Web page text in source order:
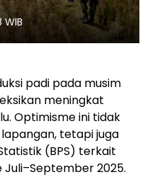
padi pada musim
meningkat
Optimisme ini tidak
tetapi juga
(BPS) terkait
2025.